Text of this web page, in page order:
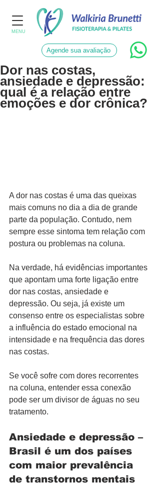
MENU
Agende sua avaliação
Dor nas costas,
ansiedade e depressão:
qual é a relação entre
emoções e dor crônica?
A dor nas costas é uma das queixas
mais comuns no dia a dia de grande
parte da população. Contudo, nem
sempre esse sintoma tem relação com
postura ou problemas na coluna.
Na verdade, há evidências importantes
que apontam uma forte ligação entre
dor nas costas, ansiedade e
depressão. Ou seja, já existe um
consenso entre os especialistas sobre
a influência do estado emocional na
intensidade e na frequência das dores
nas costas.
Se você sofre com dores recorrentes
na coluna, entender essa conexão
pode ser um divisor de águas no seu
tratamento.
Ansiedade e depressão –
Brasil é um dos países
com maior prevalência
de transtornos mentais